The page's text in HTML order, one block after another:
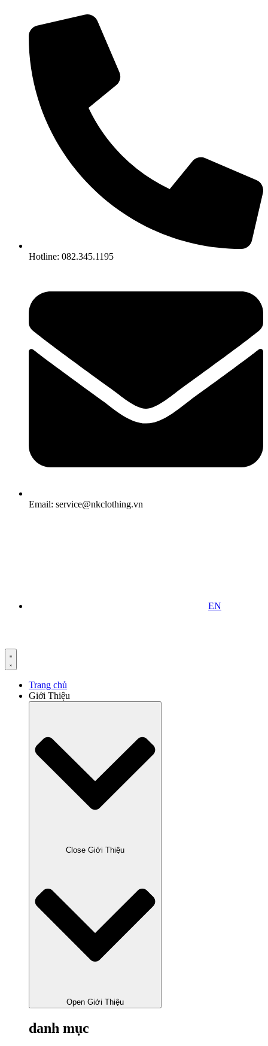
Hotline: 082.345.1195
Email: service@nkclothing.vn
EN
Trang chủ
Giới Thiệu
Close Giới Thiệu
Open Giới Thiệu
danh mục